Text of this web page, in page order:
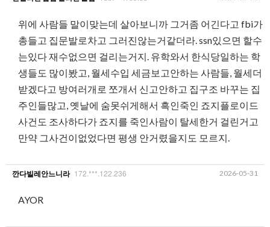
위에 사람들 말이맞는데 살아보니까 그거좀 어긴다고 fbi가
총들고 집문발로차고 그러진않는거같더라. ssn있으면 할수
는있다 재수없으면 걸리는거지. 유학와서 한식당일하는 학
생들도 많이봤고, 월세수입 세금보고안하는 사람들, 월세더
받겠다고 방여러개로 쪼개서 신고안하고 집구조 바꾸는 집
주인들많고, 옛날에 숨못쉬게해서 흑인죽인 죠지플로이드
사건도 조사하다가 죠지를 죽인사람이 탈세한거 걸린거고
만약 그사건이없었다면 평생 안거렸을지도 모르지.
깐다빌레안느니라 172.***.122.236 2026-05-31
AYOR